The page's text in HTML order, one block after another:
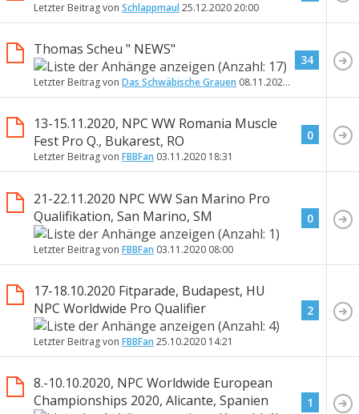
Letzter Beitrag von Schlappmaul25.12.202020:00
Thomas Scheu " NEWS"
Letzter Beitrag von Das Schwäbische Grauen 08.11.2020
34
13-15.11.2020, NPC WW Romania Muscle
Fest Pro Q., Bukarest, RO
Letzter Beitrag von FBBFan 03.11.2020 18:31
0
21-22.11.2020 NPC WW San Marino Pro
Qualifikation, San Marino, SM
Letzter Beitrag von FBBFan 03.11.2020 08:00
0
17-18.10.2020 Fitparade, Budapest, HU
NPC Worldwide Pro Qualifier
Letzter Beitrag von FBBFan 25.10.2020 14:21
2
8.-10.10.2020, NPC Worldwide European
Championships 2020, Alicante, Spanien
1